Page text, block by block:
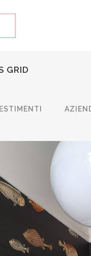
GRID
CASA IN
Privati